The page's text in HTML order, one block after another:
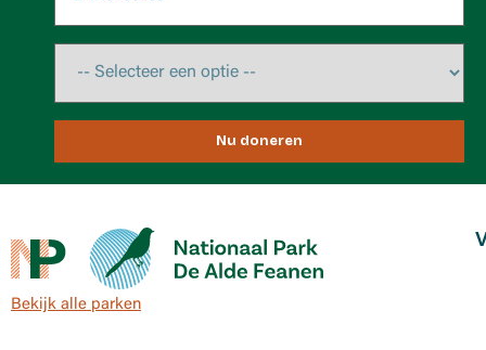
Nu doneren
Bekijk alle parken